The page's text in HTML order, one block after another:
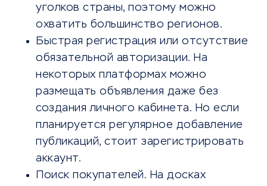
уголков страны, поэтому можно
охватить большинство регионов.
Быстрая регистрация или отсутствие
обязательной авторизации. На
некоторых платформах можно
размещать объявления даже без
создания личного кабинета. Но если
планируется регулярное добавление
публикаций, стоит зарегистрировать
аккаунт.
Поиск покупателей. На досках